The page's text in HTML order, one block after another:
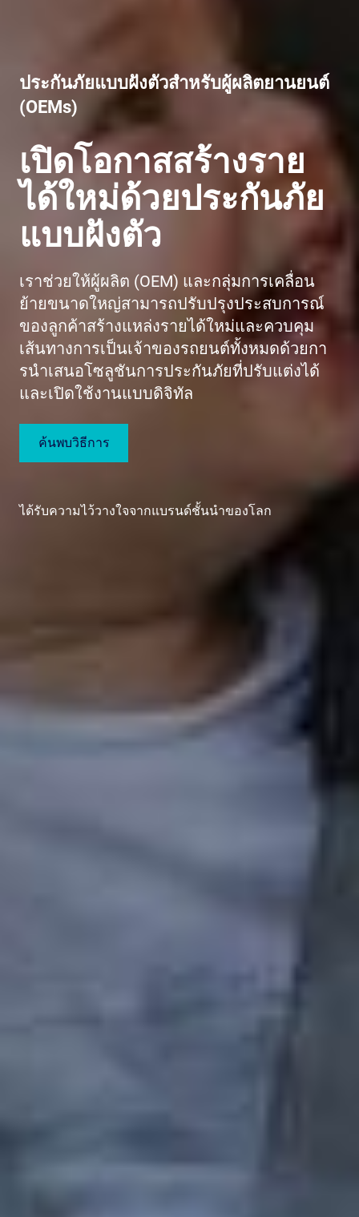
ประกันภัยแบบฝังตัวสำหรับผู้ผลิตยานยนต์
(OEMs)
เปิดโอกาสสร้างราย
ได้ใหม่ด้วยประกันภัย
แบบฝังตัว
เราช่วยให้ผู้ผลิต (OEM) และกลุ่มการเคลื่อน
ย้ายขนาดใหญ่สามารถปรับปรุงประสบการณ์
ของลูกค้าสร้างแหล่งรายได้ใหม่และควบคุม
เส้นทางการเป็นเจ้าของรถยนต์ทั้งหมดด้วยกา
รนําเสนอโซลูชันการประกันภัยที่ปรับแต่งได้
และเปิดใช้งานแบบดิจิทัล
ค้นพบวิธีการ
ได้รับความไว้วางใจจากแบรนด์ชั้นนําของโลก